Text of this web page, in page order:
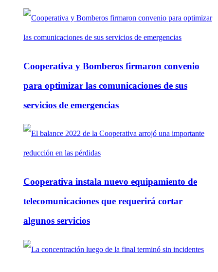
Cooperativa y Bomberos firmaron convenio
para optimizar las comunicaciones de sus
servicios de emergencias
Cooperativa instala nuevo equipamiento de
telecomunicaciones que requerirá cortar
algunos servicios